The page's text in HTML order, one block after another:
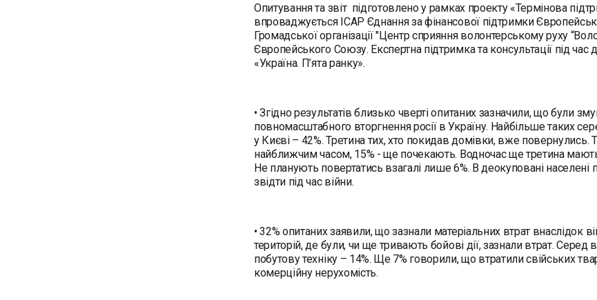
Опитування та звіт підготовлено у рамках проекту «Термінова
впроваджується ІСАР Єднання за фінансової підтримки
Громадської організації "Центр сприяння волонтерському руху
Європейського Союзу. Експертна підтримка та консультації під
«Україна. П’ята ранку».
• Згідно результатів близько чверті опитаних зазначили, що були
повномасштабного вторгнення росії в Україну. Найбільше таких
у Києві – 42%. Третина тих, хто покидав домівки, вже
найближчим часом, 15% - ще почекають. Водночас ще третина
Не планують повертатись взагалі лише 6%. В деокуповані
звідти під час війни.
• 32% опитаних заявили, що зазнали матеріальних втрат
територій, де були, чи ще тривають бойові дії, зазнали втрат.
побутову техніку – 14%. Ще 7% говорили, що втратили свійських
комерційну нерухомість.